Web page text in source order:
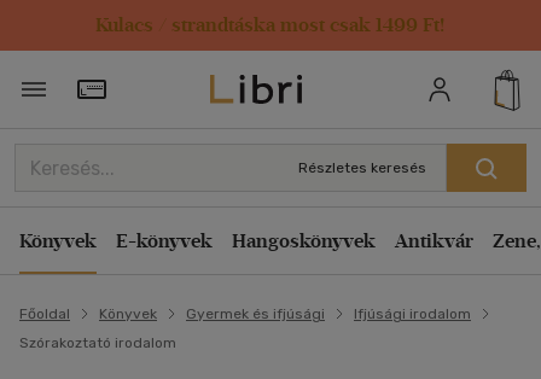
Kulacs / strandtáska most csak 1499 Ft!
Törzsvásárlói Kártya adatai
Részletes keresés
Könyvek E-könyvek Hangoskönyvek Antikvár
Főoldal Könyvek Gyermek és ifjúsági
Ifjúsági irodalom
Szórakoztató irodalom